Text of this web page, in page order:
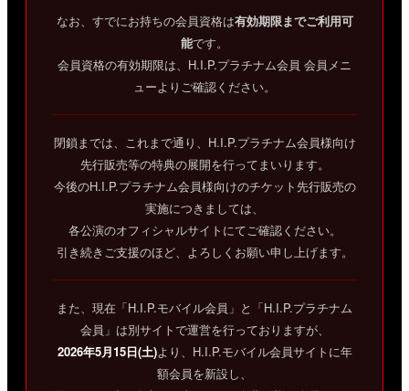
なお、すでにお持ちの会員資格は有効期限までご利用可
能です。
会員資格の有効期限は、H.I.P.プラチナム会員 会員メニ
ューよりご確認ください。
閉鎖までは、これまで通り、H.I.P.プラチナム会員様向け
先行販売等の特典の展開を行ってまいります。
今後のH.I.P.プラチナム会員様向けのチケット先行販売の
実施につきましては、
各公演のオフィシャルサイトにてご確認ください。
引き続きご支援のほど、よろしくお願い申し上げます。
また、現在「H.I.P.モバイル会員」と「H.I.P.プラチナム
会員」は別サイトで運営を行っておりますが、
2026年5月15日(土)より、H.I.P.モバイル会員サイトに年
額会員を新設し、